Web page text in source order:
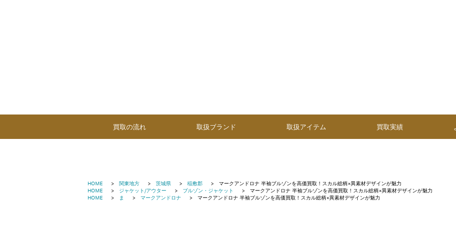
買取の流れ 取扱ブランド 取扱アイテム 買取実績
HOME 関東地方 茨城県 稲敷郡
マークアンドロナ 半袖ブルゾンを高価買取！スカル総柄×異素材デザインが魅力
HOME
ジャケット/アウター ブルゾン・ジャケット
マークアンドロナ 半袖ブルゾンを高価買取！スカル総柄×異素材デザインが魅力
HOME
ま マークアンドロナ マークアンドロナ 半袖ブルゾンを高価買取！スカル総柄×異素材デザインが魅力